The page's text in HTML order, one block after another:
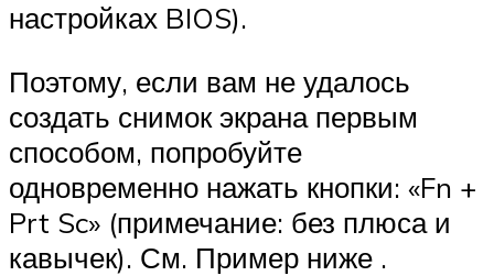
настройках BIOS).
Поэтому, если вам не удалось
создать снимок экрана первым
способом, попробуйте
одновременно нажать кнопки: «Fn +
Prt Sc» (примечание: без плюса и
кавычек). См. Пример ниже .